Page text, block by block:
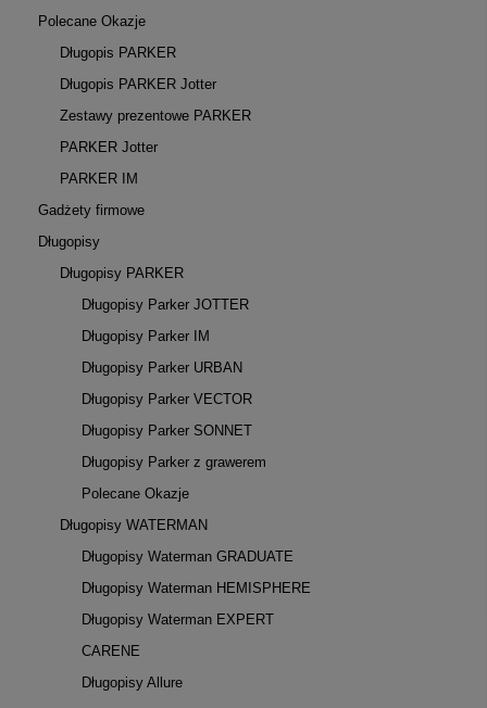
Polecane Okazje
Długopis PARKER
Długopis PARKER Jotter
Zestawy prezentowe PARKER
PARKER Jotter
PARKER IM
Gadżety firmowe
Długopisy
Długopisy PARKER
Długopisy Parker JOTTER
Długopisy Parker IM
Długopisy Parker URBAN
Długopisy Parker VECTOR
Długopisy Parker SONNET
Długopisy Parker z grawerem
Polecane Okazje
Długopisy WATERMAN
Długopisy Waterman GRADUATE
Długopisy Waterman HEMISPHERE
Długopisy Waterman EXPERT
CARENE
Długopisy Allure